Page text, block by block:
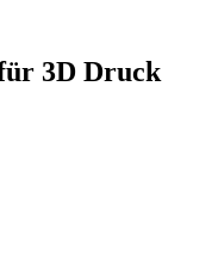
3D Druck